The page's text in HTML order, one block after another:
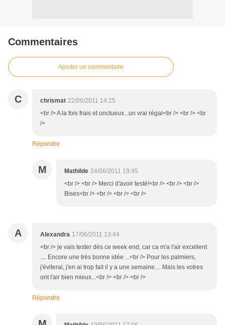
Commentaires
Ajouter un commentaire
C chrismat 22/06/2011 14:25
<br /> A la fois frais et onctueux...un vrai régal<br /> <br /> <br
/>
Répondre
M Mathilde 24/06/2011 19:45
<br /> <br /> Merci d'avoir testé!<br /> <br /> <br />
Bises<br /> <br /> <br /> <br />
A Alexandra 17/06/2011 13:44
<br /> je vais tester dès ce week end, car ca m'a l'air excellent
.... Encore une très bonne idée ...<br /> Pour les palmiers,
j'éviterai, j'en ai trop fait il y a une semaine.... Mais les votres
ont l'air bien mieux...<br /> <br /> <br />
Répondre